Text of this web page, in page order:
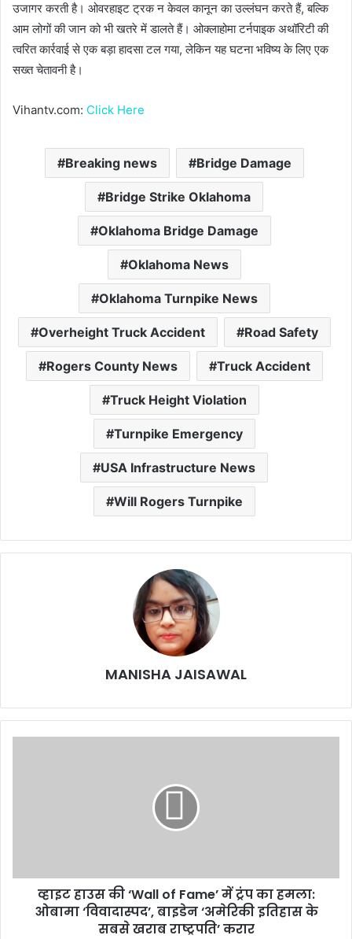
उजागर करती है। ओवरहाइट ट्रक न केवल कानून का उल्लंघन करते हैं, बल्कि
आम लोगों की जान को भी खतरे में डालते हैं। ओक्लाहोमा टर्नपाइक अथॉरिटी की
त्वरित कार्रवाई से एक बड़ा हादसा टल गया, लेकिन यह घटना भविष्य के लिए एक
सख्त चेतावनी है।
Vihantv.com: Click Here
Breaking news Bridge Damage
Bridge Strike Oklahoma
Oklahoma Bridge Damage
Oklahoma News
Oklahoma Turnpike News
Overheight Truck Accident Road Safety
Rogers County News Truck Accident
Truck Height Violation
Turnpike Emergency
USA Infrastructure News
Will Rogers Turnpike
MANISHA JAISAWAL
व्हाइट हाउस की ‘Wall of Fame’ में ट्रंप का हमला:
ओबामा ‘विवादास्पद’, बाइडेन ‘अमेरिकी इतिहास के
सबसे खराब राष्ट्रपति’ करार